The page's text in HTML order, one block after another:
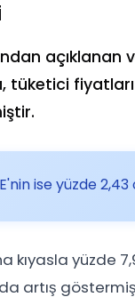
açıklanan
tüketici
ise yüzde
kıyasla yüzde
artış